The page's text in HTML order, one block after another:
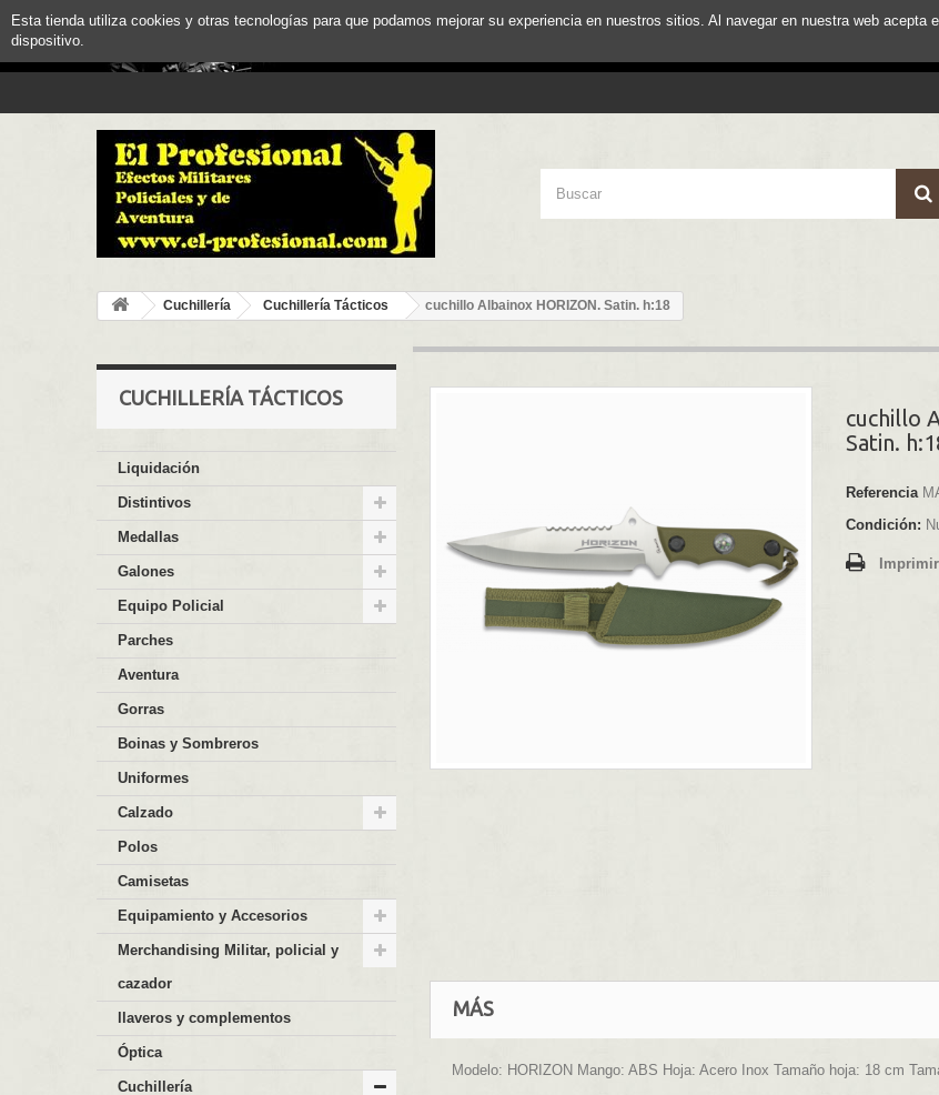
Esta tienda utiliza cookies y otras tecnologías para que podamos mejorar su experiencia en nuestros sitios. Al navegar en nuestra web
dispositivo.
Cuchillería Cuchillería Tácticos cuchillo Albainox HORIZON. Satin. h:18
CUCHILLERÍA TÁCTICOS
Liquidación
Distintivos
Medallas
Galones
Equipo Policial
Parches
Aventura
Gorras
Boinas y Sombreros
Uniformes
Calzado
Polos
Camisetas
Equipamiento y Accesorios
Merchandising Militar, policial y
cazador
llaveros y complementos
Óptica
Cuchillería
cuchillo
Satin.
Referencia
Condición:
Imprimir
MÁS
Modelo: HORIZON Mango: ABS Hoja: Acero Inox Tamaño hoja: 18 cm